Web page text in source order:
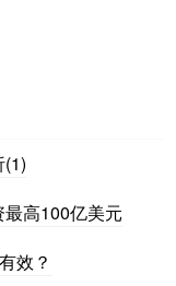
高100亿美元
效？